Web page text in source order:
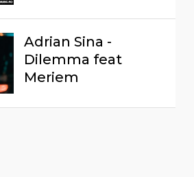
Adrian Sina -
Dilemma feat
Meriem